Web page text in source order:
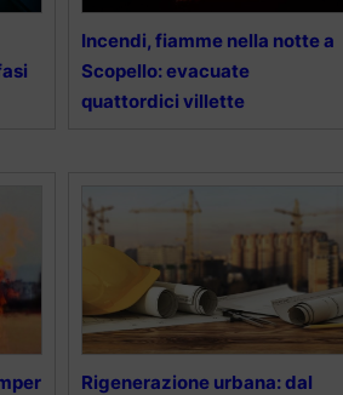
Incendi, fiamme nella notte a
Scopello: evacuate
quattordici villette
Rigenerazione urbana: dal